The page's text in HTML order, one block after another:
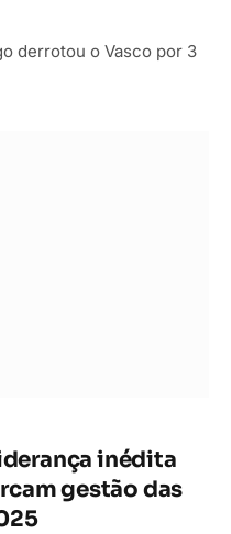
derrotou o Vasco por 3
inédita
gestão das